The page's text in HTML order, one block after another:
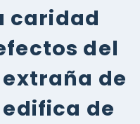
caridad
del
de
de